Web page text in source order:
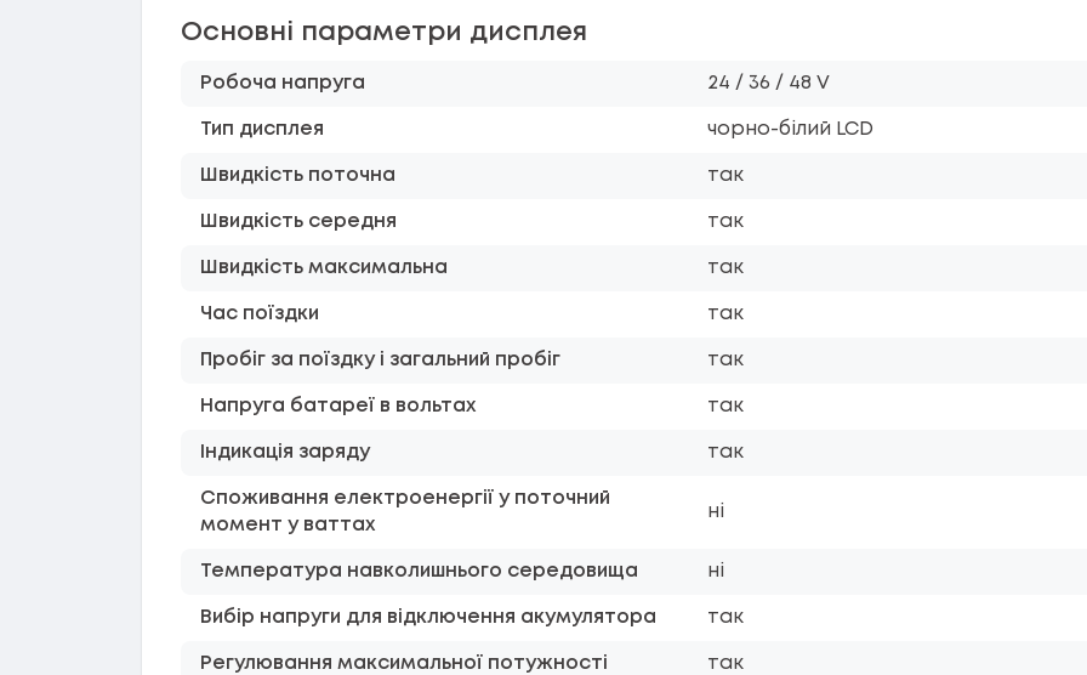
Основні параметри дисплея
Робоча напруга 24 / 36 / 48 V
Тип дисплея чорно-білий LCD
Швидкість поточна так
Швидкість середня так
Швидкість максимальна так
Час поїздки так
Пробіг за поїздку і загальний пробіг так
Напруга батареї в вольтах так
Індикація заряду так
Споживання електроенергії у поточний
момент у ваттах
ні
Температура навколишнього середовища ні
Вибір напруги для відключення акумулятора так
Регулювання максимальної потужності так